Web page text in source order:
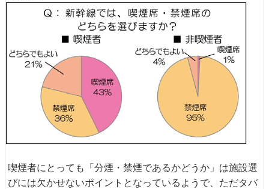
喫煙者にとっても「分煙・禁煙であるかどうか」は施設選
びには欠かせないポイントとなっているようで、ただタバ